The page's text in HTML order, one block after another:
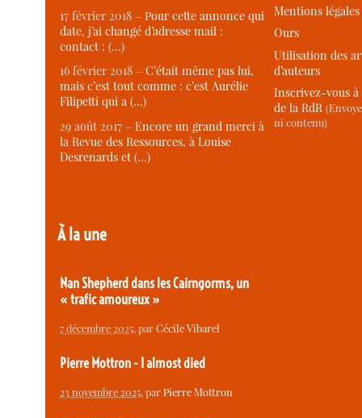
17 février 2018 –Pour cette annonce qui
date, j’ai changé d’adresse mail :
contact : (…)
16 février 2018 –C’était même pas lui,
mais c’est tout comme : c’est Aurélie
Filipetti qui a (…)
29 août 2017 –Encore un grand merci à
la Revue des Ressources, à Louise
Desrenards et (…)
À la une
Nan Shepherd dans les Cairngorms, un
« trafic amoureux »
7 décembre 2025, parCécile Vibarel
Pierre Mottron - I almost died
23 novembre 2025, parPierre Mottron
Mentions légales
Ours
Utilisation des
d’auteurs
Inscrivez-vous
de la RdR
ni contenu)